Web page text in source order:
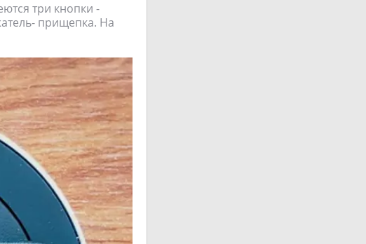
три кнопки -
прищепка. На